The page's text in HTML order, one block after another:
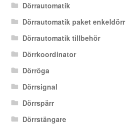
Dörrautomatik
Dörrautomatik paket enkeldörr
Dörrautomatik tillbehör
Dörrkoordinator
Dörröga
Dörrsignal
Dörrspärr
Dörrstängare